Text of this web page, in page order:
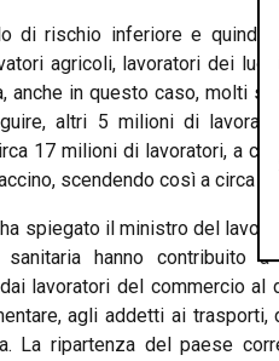
di rischio inferiore e quindi
agricoli, lavoratori dei
anche in questo caso, molti
altri 5 milioni di
17 milioni di lavoratori, a
scendendo così a circa 12
spiegato il ministro del
sanitaria hanno
lavoratori del commercio al
agli addetti ai
La ripartenza del paese